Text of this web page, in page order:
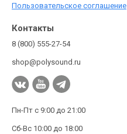
Пользовательское соглашение
Контакты
8 (800) 555-27-54
shop@polysound.ru
Пн-Пт с 9:00 до 21:00
Сб-Вс 10:00 до 18:00